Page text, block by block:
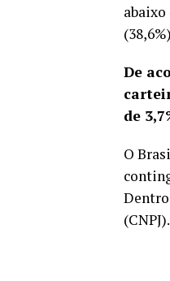
De
de
O
(CNPJ).